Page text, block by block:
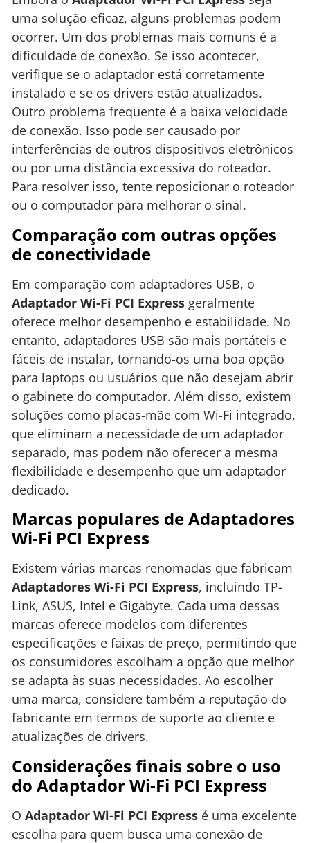
uma solução eficaz, alguns problemas podem
ocorrer. Um dos problemas mais comuns é a
dificuldade de conexão. Se isso acontecer,
verifique se o adaptador está corretamente
instalado e se os drivers estão atualizados.
Outro problema frequente é a baixa velocidade
de conexão. Isso pode ser causado por
interferências de outros dispositivos eletrônicos
ou por uma distância excessiva do roteador.
Para resolver isso, tente reposicionar o roteador
ou o computador para melhorar o sinal.
Comparação com outras opções
de conectividade
Em comparação com adaptadores USB, o
Adaptador Wi-Fi PCI Express geralmente
oferece melhor desempenho e estabilidade. No
entanto, adaptadores USB são mais portáteis e
fáceis de instalar, tornando-os uma boa opção
para laptops ou usuários que não desejam abrir
o gabinete do computador. Além disso, existem
soluções como placas-mãe com Wi-Fi integrado,
que eliminam a necessidade de um adaptador
separado, mas podem não oferecer a mesma
flexibilidade e desempenho que um adaptador
dedicado.
Marcas populares de Adaptadores
Wi-Fi PCI Express
Existem várias marcas renomadas que fabricam
Adaptadores Wi-Fi PCI Express, incluindo TP-
Link, ASUS, Intel e Gigabyte. Cada uma dessas
marcas oferece modelos com diferentes
especificações e faixas de preço, permitindo que
os consumidores escolham a opção que melhor
se adapta às suas necessidades. Ao escolher
uma marca, considere também a reputação do
fabricante em termos de suporte ao cliente e
atualizações de drivers.
Considerações finais sobre o uso
do Adaptador Wi-Fi PCI Express
O Adaptador Wi-Fi PCI Express é uma excelente
escolha para quem busca uma conexão de